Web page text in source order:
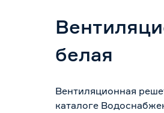
белая
Вентиляционная
каталоге